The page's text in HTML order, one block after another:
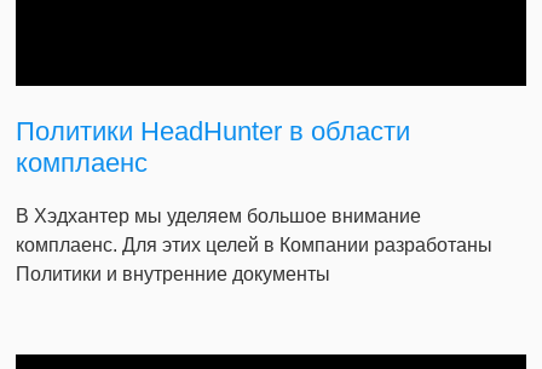
Политики HeadHunter в области
комплаенс
В Хэдхантер мы уделяем большое внимание
комплаенс. Для этих целей в Компании разработаны
Политики и внутренние документы